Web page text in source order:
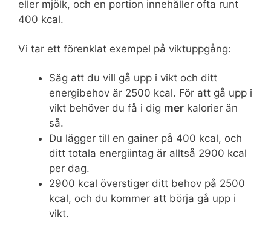
eller mjölk, och en portion innehåller ofta runt
400 kcal.
Vi tar ett förenklat exempel på viktuppgång:
Säg att du vill gå upp i vikt och ditt
energibehov är 2500 kcal. För att gå upp i
vikt behöver du få i dig mer kalorier än
så.
Du lägger till en gainer på 400 kcal, och
ditt totala energiintag är alltså 2900 kcal
per dag.
2900 kcal överstiger ditt behov på 2500
kcal, och du kommer att börja gå upp i
vikt.